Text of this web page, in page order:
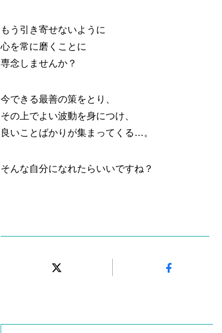
もう引き寄せないように
心を常に磨くことに
専念しませんか？
今できる最善の策をとり、
その上でよい波動を身につけ、
良いことばかりが集まってくる…。
そんな自分になれたらいいですね？